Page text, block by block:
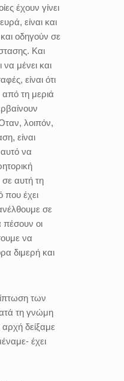
έχουν γίνει
είναι και
οδηγούν σε
Και
μένει και
είναι ότι
τη μεριά
λοιπόν,
είναι
να
αυτή τη
που έχει
σε
πέσουν οι
να
διμερή και
των
τη γνώμη
δείξαμε
έχει